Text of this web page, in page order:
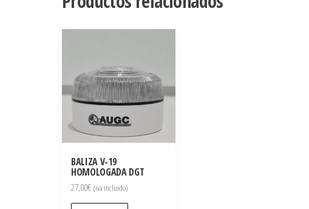
BALIZA V-19
HOMOLOGADA DGT
27,00€ (iva incluido)